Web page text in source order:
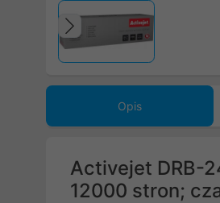
Poprzedni
Opis
Activejet DRB-
12000 stron;